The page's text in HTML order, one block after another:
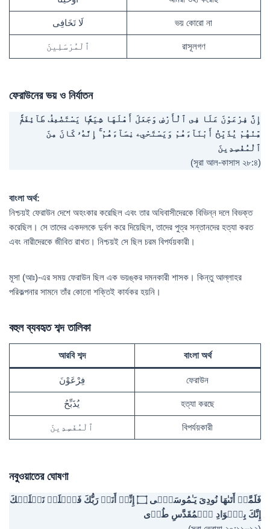
لَا تَخَافِى ভয় কোরো না
ٱلْمُرْسَلِينَ রাসূলগণ
ফেরাউনের ভয় ও নির্যাতন
إِنَّ فِرْعَوْنَ عَلَا فِى ٱلْأَرْضِ وَجَعَلَ أَهْلَهَا شِيَعًۭا يَسْتَضْعِفُ طَآئِفَةًۭ
مِّنْهُمْ يُذَبِّحُ أَبْنَآءَهُمْ وَيَسْتَحْىِۦ نِسَآءَهُمْ ۚ إِنَّهُۥ كَانَ مِنَ
ٱلْمُفْسِدِينَ
(সূরা আল-কাসাস ২৮:৪)
বাংলা অর্থ:
নিশ্চয়ই ফেরাউন দেশে অহংকার করেছিল এবং তার অধিবাসীদেরকে বিভিন্ন দলে বিভক্ত
করেছিল। সে তাদের একদলকে দুর্বল করে দিয়েছিল, তাদের পুত্র সন্তানদের হত্যা করত
এবং নারীদেরকে জীবিত রাখত। নিশ্চয়ই সে ছিল চরম বিপর্যয়কারী।
মূসা (আঃ)-এর সময় ফেরাউন ছিল এক ভয়ঙ্কর দমনকারী শাসক। কিন্তু আল্লাহর
পরিকল্পনার সামনে তাঁর কোনো শক্তিই কার্যকর হয়নি।
বহুল ব্যবহৃত শব্দ তালিকা
আরবি শব্দ বাংলা অর্থ
فِرْعَوْنَ ফেরাউন
يُذَبِّحُ হত্যা করছে
ٱلْمُفْسِدِينَ বিপর্যয়কারী
নবুওয়াতের ঘোষণা
فَلَمَّاۤ أَتَىٰهَا نُودِیَ یَـٰمُوسَىٰۤى۝إِنِّیۤ أَنَا۠ رَبُّكَ فَٱخۡلَعۡ نَعۡلَیۡكَ
إِنَّكَ بِٱلۡوَادِ ٱلۡمُقَدَّسِ طُوࣰى